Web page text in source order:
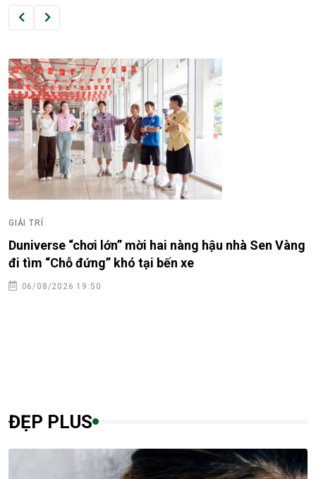
06/08/2026 10:48
ĐẸP PLUS